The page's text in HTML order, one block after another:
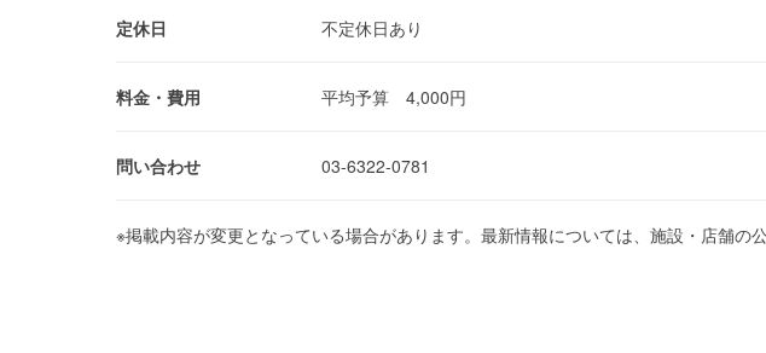
定休日 不定休日あり
料金・費用 平均予算 4,000円
問い合わせ 03-6322-0781
※掲載内容が変更となっている場合があります。最新情報については、施設・店舗の